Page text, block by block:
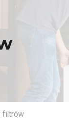
filtrów